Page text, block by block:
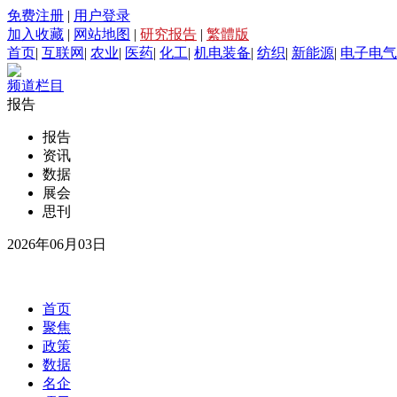
免费注册 | 用户登录
加入收藏 | 网站地图 | 研究报告 | 繁體版
首页| 互联网 | 农业| 医药| 化工| 机电装备| 纺织| 新能源| 电子电气
频道栏目
报告
报告
资讯
数据
展会
思刊
2026年06月03日
首页
聚焦
政策
数据
名企